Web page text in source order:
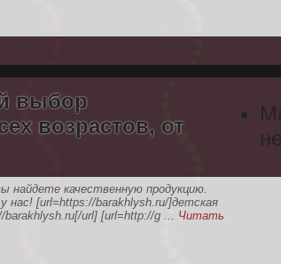
выбор
возрастов, от
найдете качественную продукцию.
нас! [url=https://barakhlysh.ru/]детская
url] [url=http://g ... Читать